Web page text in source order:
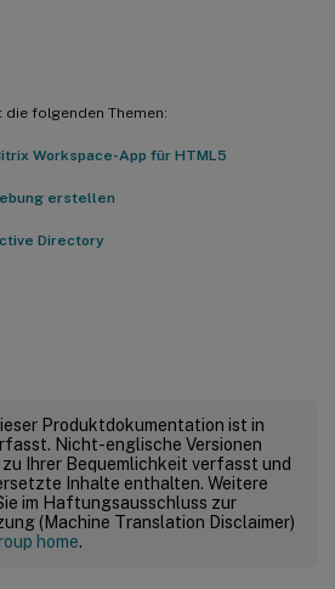
folgenden Themen:
Workspace-App für HTML5
erstellen
Directory
Produktdokumentation ist in
Nicht-englische Versionen
Ihrer Bequemlichkeit verfasst und
Inhalte enthalten. Weitere
im Haftungsausschluss zur
(Machine Translation Disclaimer)
home.